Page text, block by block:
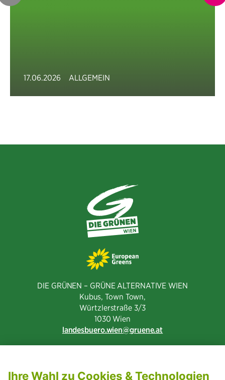
17.06.2026 ALLGEMEIN
DIE GRÜNEN – GRÜNE ALTERNATIVE WIEN
Kubus, Town Town,
Würtzlerstraße 3/3​
1030 Wien
landesbuero.wien
gruene.at